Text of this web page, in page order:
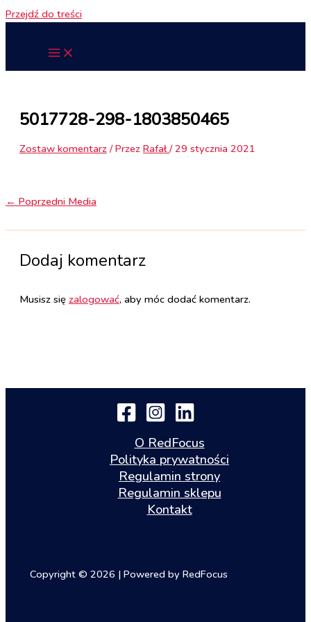
Przejdź do treści
5017728-298-1803850465
Zostaw komentarz / Przez Rafał/29 stycznia 2021
← Poprzedni Media
Dodaj komentarz
Musisz się zalogować, aby móc dodać komentarz.
O RedFocus
Polityka prywatności
Regulamin strony
Regulamin sklepu
Kontakt
Copyright © 2026 | Powered by RedFocus